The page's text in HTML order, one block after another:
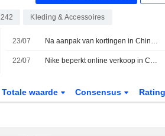
Kleding & Accessoires
23/07 Na aanpak van kortingen in China moet Nike de consument nu weer voor zich winnen
22/07 Nike beperkt online verkoop in China vanwege 'gefragmenteerde' markt
Totale waarde Consensus